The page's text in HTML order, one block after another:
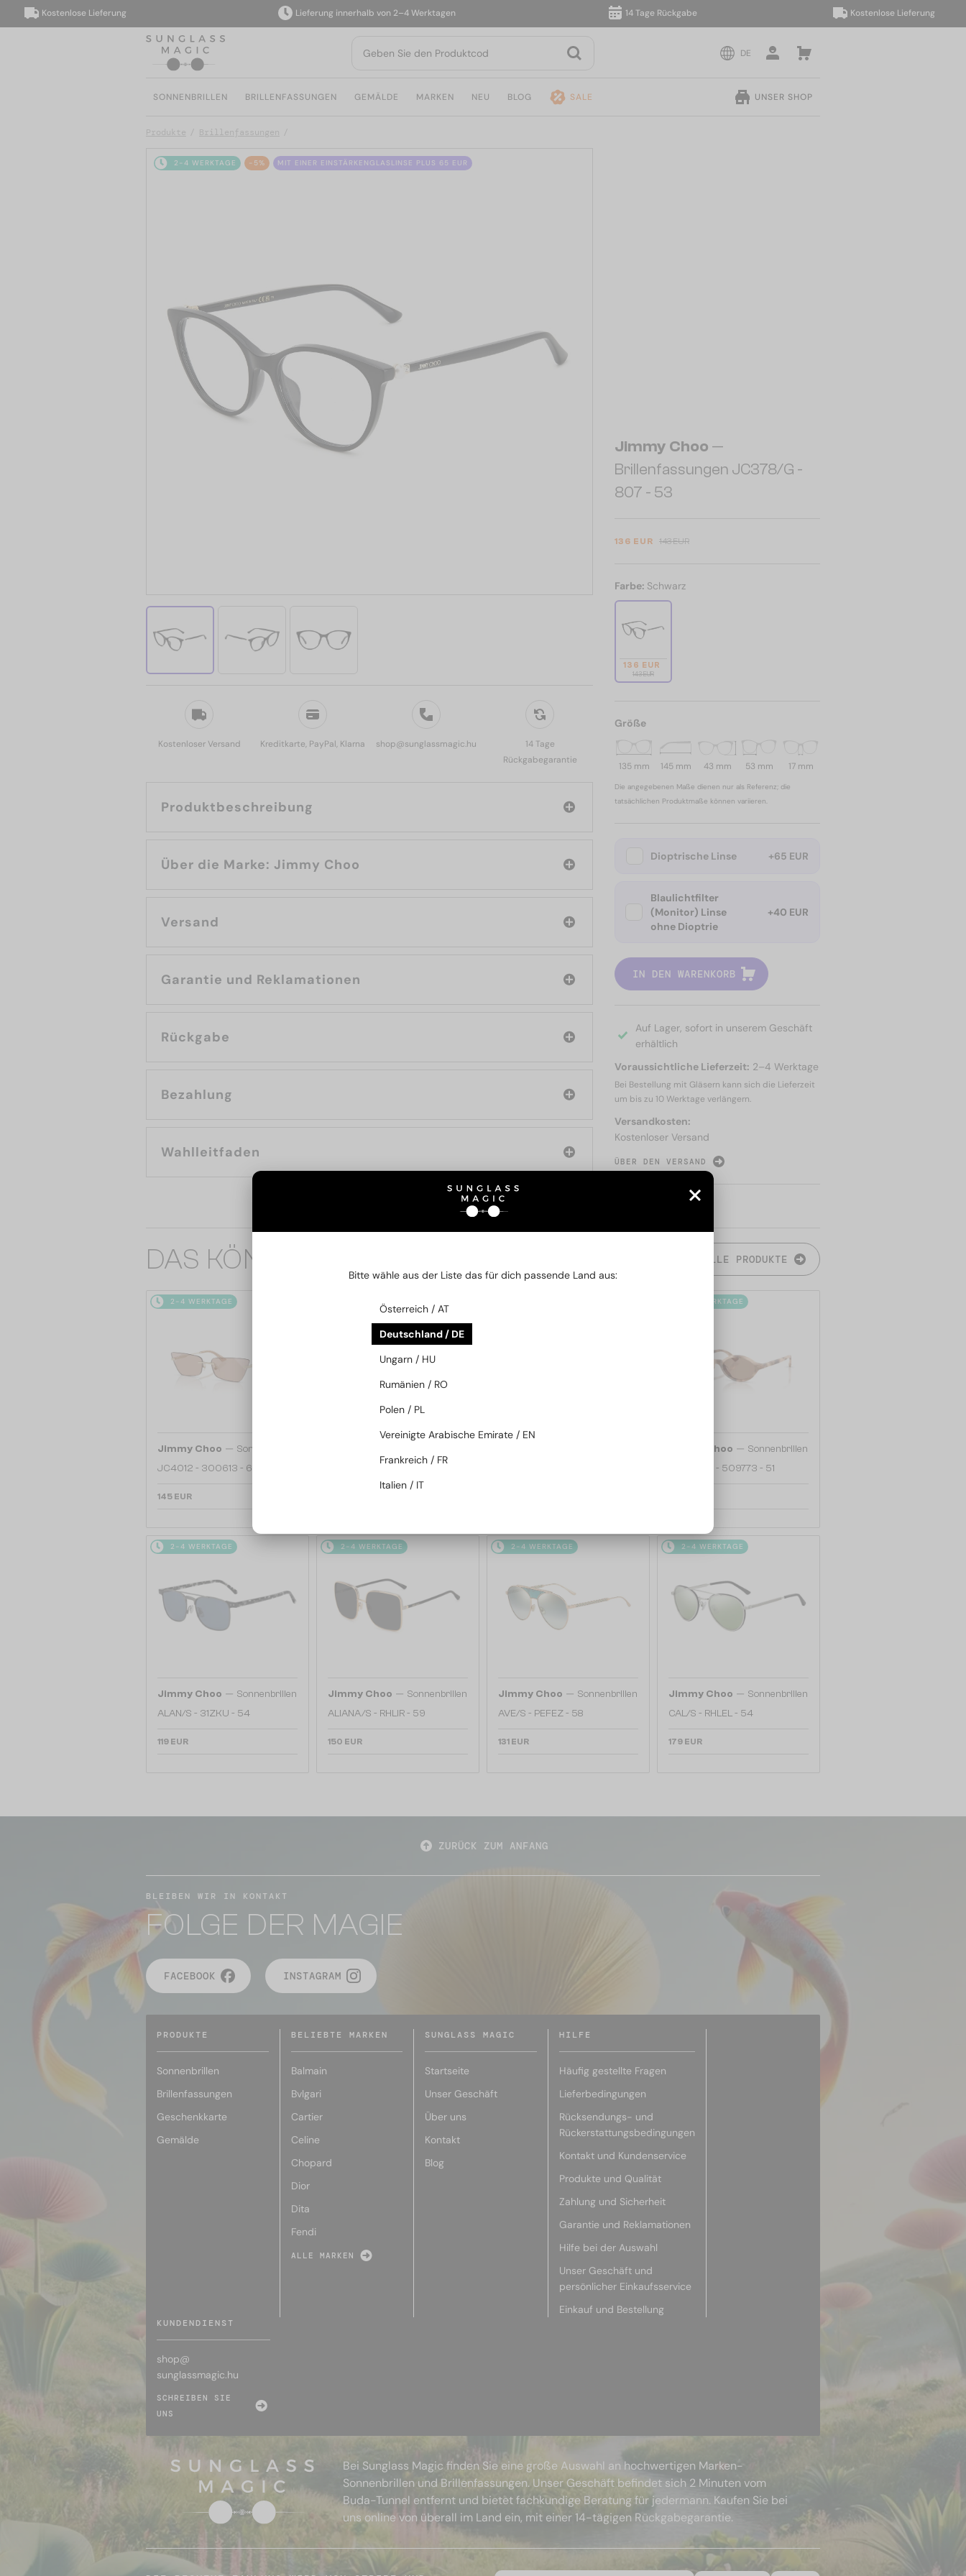
Kostenlose Lieferung Lieferung innerhalb von 2–4 Werktagen 14 Tage Rückgabe Kostenlose Lieferung
DE
SONNENBRILLEN BRILLENFASSUNGEN GEMÄLDE MARKEN NEU BLOG SALE UNSER SHOP
Produkte Brillenfassungen
2-4 WERKTAGE -5% MIT EINER EINSTÄRKENGLASLINSE PLUS 65 EUR
Kostenloser Versand Kreditkarte, PayPal, Klarna shop@sunglassmagic.hu
14 Tage
Rückgabegarantie
Produktbeschreibung
Über die Marke: Jimmy Choo
Versand
Garantie und Reklamationen
Rückgabe
Bezahlung
Wahlleitfaden
Jimmy Choo —
Brillenfassungen JC378/G -
807 - 53
136 EUR 143 EUR
Farbe: Schwarz
136 EUR
143 EUR
Größe
135 mm 145 mm 43 mm 53 mm 17 mm
Die angegebenen Maße dienen nur als Referenz; die
tatsächlichen Produktmaße können variieren.
Dioptrische Linse +65 EUR
Blaulichtfilter
(Monitor) Linse
ohne Dioptrie
+40 EUR
IN DEN WARENKORB
Auf Lager, sofort in unserem Geschäft
erhältlich
Voraussichtliche Lieferzeit: 2–4 Werktage
Bei Bestellung mit Gläsern kann sich die Lieferzeit
um bis zu 10 Werktage verlängern.
Versandkosten:
Kostenloser Versand
ÜBER DEN VERSAND
DAS KÖNNTE SIE AUCH INTERESSIEREN ALLE PRODUKTE
2-4 WERKTAGE
Jimmy Choo — Sonnenbrillen
JC4012 - 300613 - 60
145 EUR
2-4 WERKTAGE
JC4012 - 300620 - 60
2-4 WERKTAGE
Jimmy Choo — Sonnenbrillen
JC5068U - 509773 - 51
2-4 WERKTAGE
Jimmy Choo — Sonnenbrillen
ALAN/S - 31ZKU - 54
119 EUR
2-4 WERKTAGE
Jimmy Choo — Sonnenbrillen
ALIANA/S - RHLIR - 59
150 EUR
2-4 WERKTAGE
Jimmy Choo — Sonnenbrillen
AVE/S - PEFEZ - 58
131 EUR
2-4 WERKTAGE
Jimmy Choo — Sonnenbrillen
CAL/S - RHLEL - 54
179 EUR
ZURÜCK ZUM ANFANG
BLEIBEN WIR IN KONTAKT
FOLGE DER MAGIE
FACEBOOK INSTAGRAM
PRODUKTE
Sonnenbrillen
Brillenfassungen
Geschenkkarte
Gemälde
BELIEBTE MARKEN
Balmain
Bvlgari
Cartier
Celine
Chopard
Dior
Dita
Fendi
ALLE MARKEN
SUNGLASS MAGIC
Startseite
Unser Geschäft
Über uns
Kontakt
Blog
HILFE
Häufig gestellte Fragen
Lieferbedingungen
Rücksendungs- und
Rückerstattungsbedingungen
Kontakt und Kundenservice
Produkte und Qualität
Zahlung und Sicherheit
Garantie und Reklamationen
Hilfe bei der Auswahl
Unser Geschäft und
persönlicher Einkaufsservice
Einkauf und Bestellung
KUNDENDIENST
shop@
sunglassmagic.hu
SCHREIBEN SIE
UNS
Bei Sunglass Magic finden Sie eine große Auswahl an hochwertigen Marken-
Sonnenbrillen und Brillenfassungen. Unser Geschäft befindet sich 2 Minuten vom
Buda-Tunnel entfernt und bietet fachkundige Beratung für jedermann. Kaufen Sie bei
uns online von überall im Land ein, mit einer 14-tägigen Rückgabegarantie.
Bitte wähle aus der Liste das für dich passende Land aus:
Österreich / AT
Deutschland / DE
Ungarn / HU
Rumänien / RO
Polen / PL
Vereinigte Arabische Emirate / EN
Frankreich / FR
Italien / IT